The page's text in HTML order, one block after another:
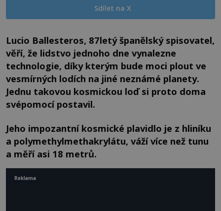
Sdílet na X
Lucio Ballesteros, 87letý španělský spisovatel,
věří, že lidstvo jednoho dne vynalezne
technologie, díky kterým bude moci plout ve
vesmírných lodích na jiné neznámé planety.
Jednu takovou kosmickou loď si proto doma
svépomocí postavil.
Jeho impozantní kosmické plavidlo je z hliníku
a polymethylmethakrylátu, váží více než tunu
a měří asi 18 metrů.
Reklama